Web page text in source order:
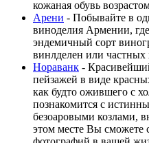
кожаная обувь
Арени - Побывайте в
виноделия Армении,
эндемичный сорт
винлделен или частных
Нораванк -
пейзажей в виде
как будто ожившего с
познакомится с
безоаровыми козлами,
этом месте Вы сможете